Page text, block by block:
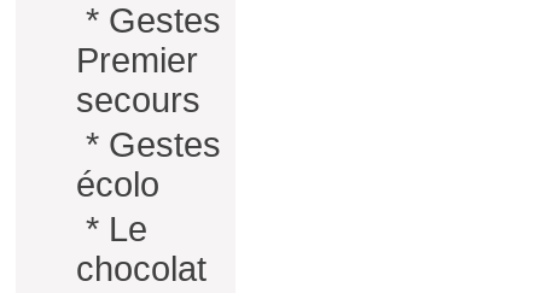
* Gestes
Premier
secours
* Gestes
écolo
* Le
chocolat